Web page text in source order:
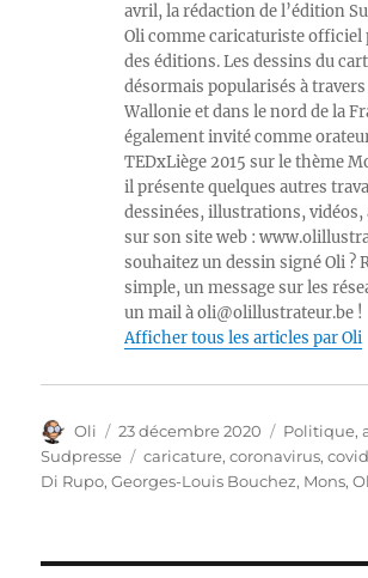
avril, la rédaction de l’édition
Oli comme caricaturiste officiel
des éditions. Les dessins du
désormais popularisés à
Wallonie et dans le nord de la
également invité comme
TEDxLiège 2015 sur le thème
il présente quelques autres
dessinées, illustrations,
sur son site web :
souhaitez un dessin signé Oli ?
simple, un message sur les
un mail à oli@olillustrateur.be !
Afficher tous les articles par Oli
Auteur
Oli
Publié
le
23 décembre 2020 Catégories
Politique,
Sudpresse
Étiquettes
caricature,coronavirus,
Di Rupo,Georges-Louis Bouchez, Mons,